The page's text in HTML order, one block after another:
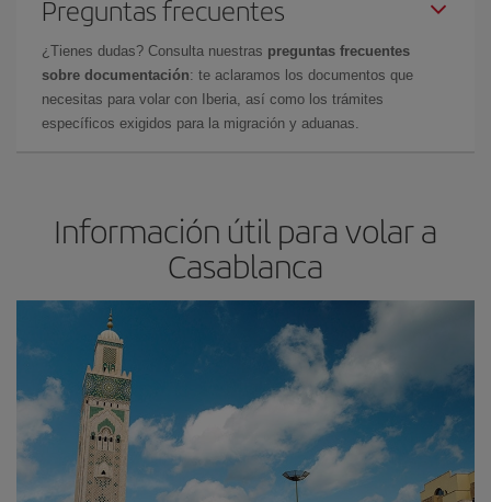
Preguntas frecuentes
¿Tienes dudas? Consulta nuestras preguntas frecuentes
sobre documentación: te aclaramos los documentos que
necesitas para volar con Iberia, así como los trámites
específicos exigidos para la migración y aduanas.
Información útil para volar a
Casablanca